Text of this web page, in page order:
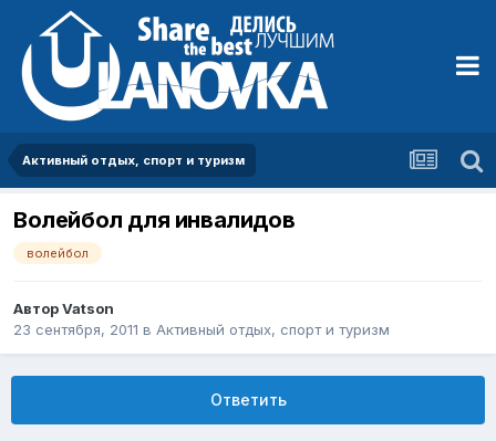
Активный отдых, спорт и туризм
Волейбол для инвалидов
волейбол
АвторVatson
23 сентября, 2011 в Активный отдых, спорт и туризм
Ответить